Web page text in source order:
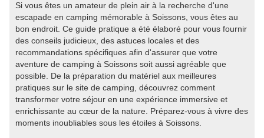
Si vous êtes un amateur de plein air à la recherche d'une
escapade en camping mémorable à Soissons, vous êtes au
bon endroit. Ce guide pratique a été élaboré pour vous fournir
des conseils judicieux, des astuces locales et des
recommandations spécifiques afin d'assurer que votre
aventure de camping à Soissons soit aussi agréable que
possible. De la préparation du matériel aux meilleures
pratiques sur le site de camping, découvrez comment
transformer votre séjour en une expérience immersive et
enrichissante au cœur de la nature. Préparez-vous à vivre des
moments inoubliables sous les étoiles à Soissons.